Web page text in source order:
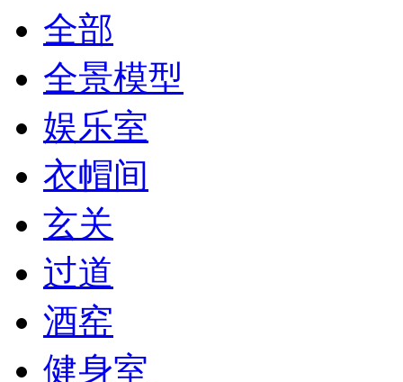
全部
全景模型
娱乐室
衣帽间
玄关
过道
酒窑
健身室